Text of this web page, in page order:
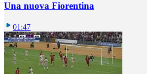
Una nuova Fiorentina
01:47